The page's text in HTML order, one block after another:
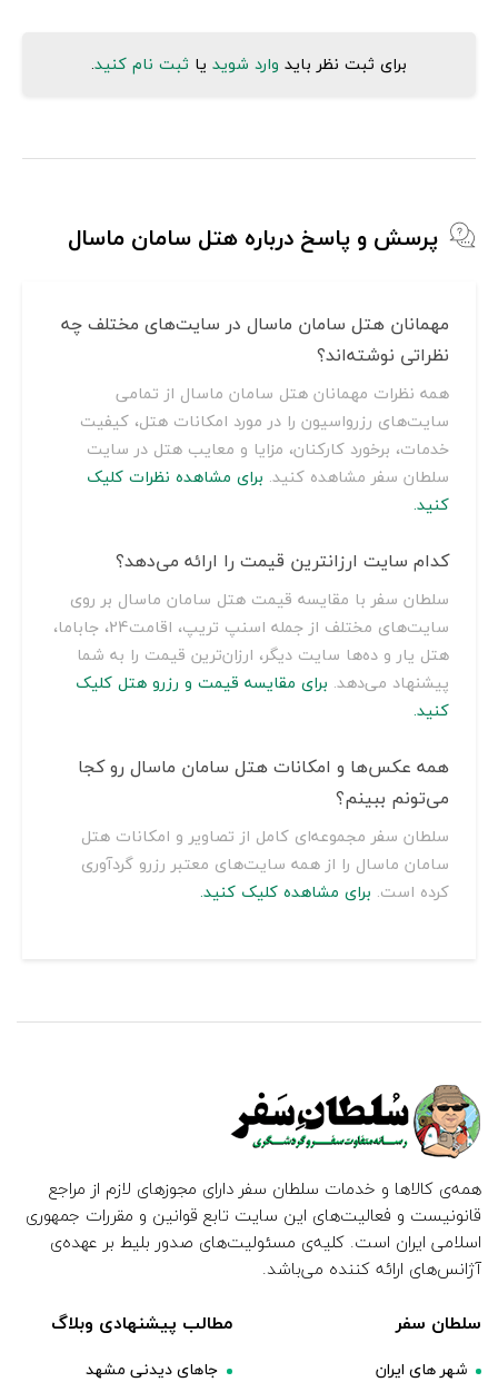
برای ثبت نظر باید وارد شوید یا ثبت نام کنید.
پرسش و پاسخ درباره هتل سامان ماسال
مهمانان هتل سامان ماسال در سایت‌های مختلف چه
نظراتی نوشته‌اند؟
همه نظرات مهمانان هتل سامان ماسال از تمامی
سایت‌های رزرواسیون را در مورد امکانات هتل، کیفیت
خدمات، برخورد کارکنان، مزایا و معایب هتل در سایت
سلطان سفر مشاهده کنید. برای مشاهده نظرات کلیک
کنید.
کدام سایت ارزانترین قیمت را ارائه می‌دهد؟
سلطان سفر با مقایسه قیمت هتل سامان ماسال بر روی
سایت‌های مختلف از جمله اسنپ تریپ، اقامت24، جاباما،
هتل یار و ده‌ها سایت دیگر، ارزان‌ترین قیمت را به شما
پیشنهاد می‌دهد. برای مقایسه قیمت و رزرو هتل کلیک
کنید.
همه عکس‌ها و امکانات هتل سامان ماسال رو کجا
می‌تونم ببینم؟
سلطان سفر مجموعه‌ای کامل از تصاویر و امکانات هتل
سامان ماسال را از همه سایت‌های معتبر رزرو گردآوری
کرده است. برای مشاهده کلیک کنید.
همه‌ی کالاها و خدمات سلطان سفر دارای مجوزهای لازم از مراجع
قانونیست و فعالیت‌های این سایت تابع قوانین و مقررات جمهوری
اسلامی ایران است. کلیه‌ی مسئولیت‌های صدور بلیط بر عهده‌ی
آژانس‌های ارائه کننده می‌باشد.
سلطان سفر
شهر های ایران
مطالب پیشنهادی وبلاگ
جاهای دیدنی مشهد